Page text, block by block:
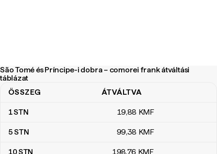
São Tomé és Príncipe-i dobra – comorei frank átváltási
táblázat
São Tomé és Príncipe-i dobra – comorei frank átváltási táblázat
ÖSSZEG ÁTVÁLTVA
1STN 19,88 KMF
5STN 99,38 KMF
10STN 198,76 KMF